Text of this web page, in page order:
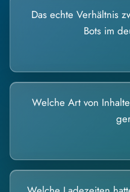
Das echte Verhältnis
Bots im
Welche Art von